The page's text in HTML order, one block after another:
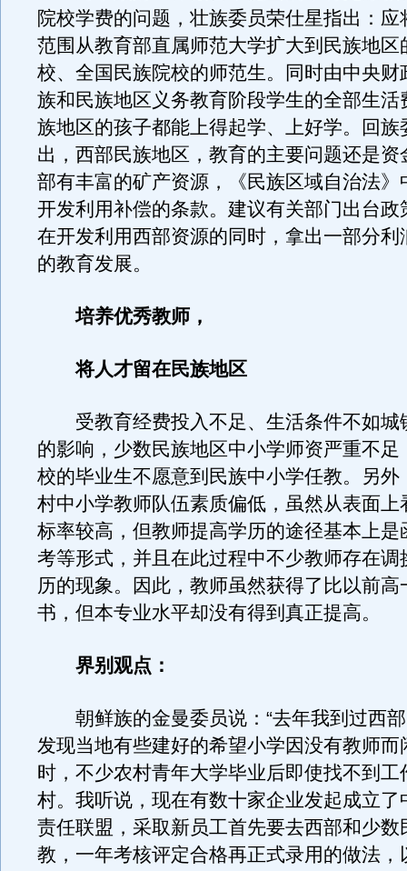
院校学费的问题，壮族委员荣仕星指出：应
范围从教育部直属师范大学扩大到民族地区
校、全国民族院校的师范生。同时由中央财
族和民族地区义务教育阶段学生的全部生活
族地区的孩子都能上得起学、上好学。回族
出，西部民族地区，教育的主要问题还是资
部有丰富的矿产资源，《民族区域自治法》
开发利用补偿的条款。建议有关部门出台政
在开发利用西部资源的同时，拿出一部分利
的教育发展。
培养优秀教师，
将人才留在民族地区
受教育经费投入不足、生活条件不如城
的影响，少数民族地区中小学师资严重不足
校的毕业生不愿意到民族中小学任教。另外
村中小学教师队伍素质偏低，虽然从表面上
标率较高，但教师提高学历的途径基本上是
考等形式，并且在此过程中不少教师存在调
历的现象。因此，教师虽然获得了比以前高
书，但本专业水平却没有得到真正提高。
界别观点：
朝鲜族的金曼委员说：“去年我到过西部
发现当地有些建好的希望小学因没有教师而
时，不少农村青年大学毕业后即使找不到工
村。我听说，现在有数十家企业发起成立了
责任联盟，采取新员工首先要去西部和少数
教，一年考核评定合格再正式录用的做法，